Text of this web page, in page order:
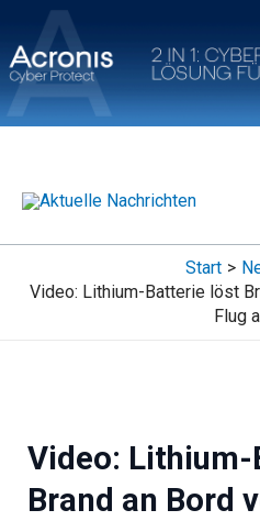
Inhalt
springen
Start
Video: Lithium-Batterie löst
Flug
Video:
Brand an Bord